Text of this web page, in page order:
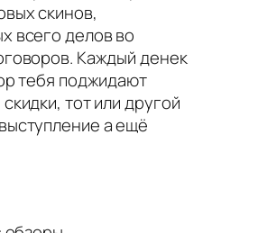
скинов,
всего делов во
Каждый денек
тебя поджидают
тот или другой
а ещё